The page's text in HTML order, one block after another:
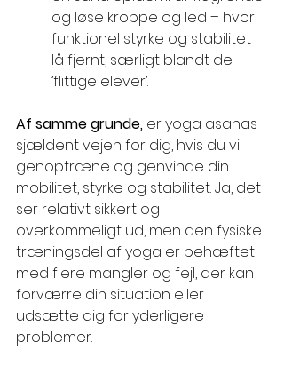
og løse kroppe og led – hvor
funktionel styrke og stabilitet
lå fjernt, særligt blandt de
’flittige elever’.
Af samme grunde, er yoga asanas
sjældent vejen for dig, hvis du vil
genoptræne og genvinde din
mobilitet, styrke og stabilitet. Ja, det
ser relativt sikkert og
overkommeligt ud, men den fysiske
træningsdel af yoga er behæftet
med flere mangler og fejl, der kan
forværre din situation eller
udsætte dig for yderligere
problemer.